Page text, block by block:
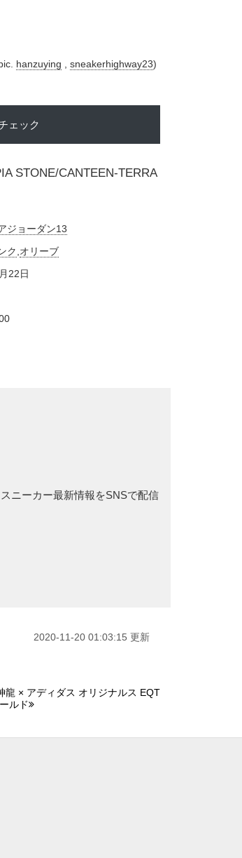
hanzuying sneakerhighway23)
ェック
STONE/CANTEEN-TERRA
ジョーダン13
ク オリーブ
22日
ニーカー最新情報をSNSで配信
2020-11-20 01:03:15 更新
龍 × アディダス オリジナルス EQT
ルド